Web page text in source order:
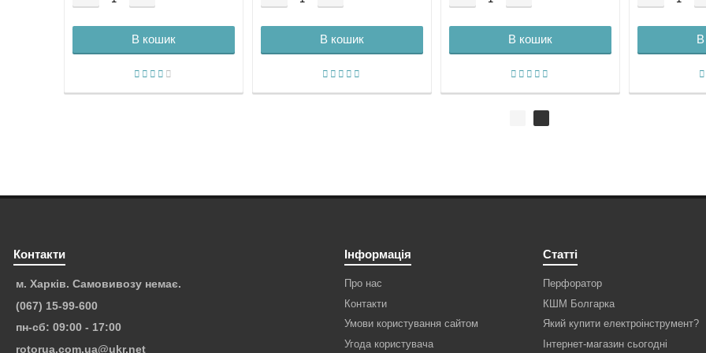
В кошик В кошик В кошик
Контакти
м. Харків. Самовивозу немає.
(067) 15-99-600
пн-сб: 09:00 - 17:00
rotorua.com.ua@ukr.net
Інформація
Про нас
Контакти
Умови користування сайтом
Угода користувача
Статті
Перфоратор
КШМ Болгарка
Який купити електроінструмент?
Інтернет-магазин сьогодні